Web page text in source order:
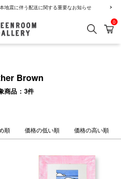
地震に伴う配送に関する重要なお知らせ
検索 カ
0
Brown
商品 3件
順 価格の低い順 価格の高い順